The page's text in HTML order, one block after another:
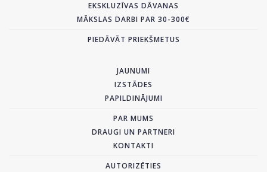
EKSKLUZĪVAS DĀVANAS
MĀKSLAS DARBI PAR 30-300€
PIEDĀVĀT PRIEKŠMETUS
JAUNUMI
IZSTĀDES
PAPILDINĀJUMI
PAR MUMS
DRAUGI UN PARTNERI
KONTAKTI
AUTORIZĒTIES